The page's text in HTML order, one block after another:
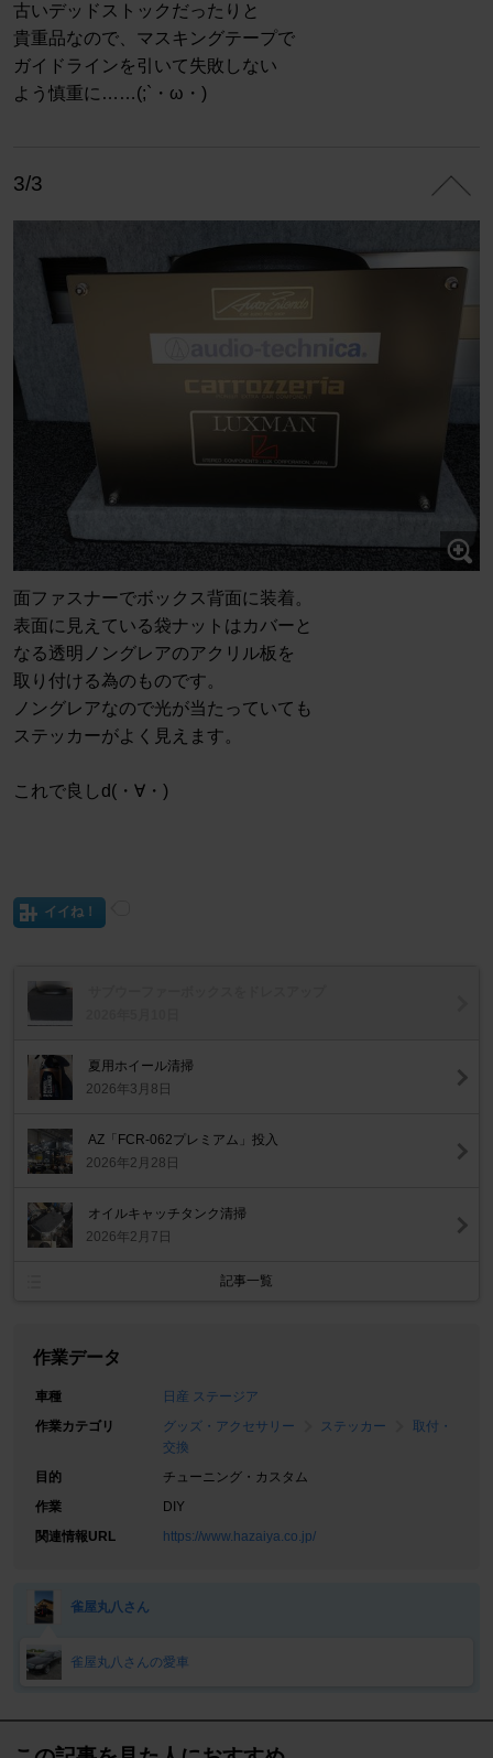
古いデッドストックだったりと
貴重品なので、マスキングテープで
ガイドラインを引いて失敗しない
よう慎重に……(;`・ω・)
3/3
面ファスナーでボックス背面に装着。
表面に見えている袋ナットはカバーと
なる透明ノングレアのアクリル板を
取り付ける為のものです。
ノングレアなので光が当たっていても
ステッカーがよく見えます。
これで良しd(・∀・)
イイね！
夏用ホイール清掃
2026年3月8日
AZ「FCR-062プレミアム」投入
2026年2月28日
オイルキャッチタンク清掃
2026年2月7日
記事一覧
作業データ
車種
日産 ステージア
作業カテゴリ
グッズ・アクセサリー ステッカー
取付・
交換
目的
チューニング・カスタム
作業
DIY
関連情報URL
https://www.hazaiya.co.jp/
雀屋丸八さん
雀屋丸八さんの愛車